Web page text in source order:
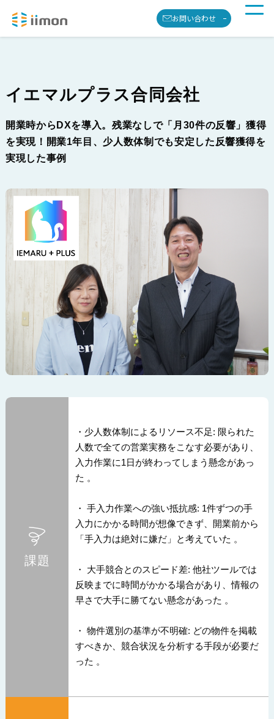
お問い合わせ
イエマルプラス合同会社
開業時からDXを導入。残業なしで「月30件の反響」獲得
を実現！開業1年目、少人数体制でも安定した反響獲得を
実現した事例
課題
・少人数体制によるリソース不足: 限られた
人数で全ての営業実務をこなす必要があり、
入力作業に1日が終わってしまう懸念があっ
た 。
・ 手入力作業への強い抵抗感: 1件ずつの手
入力にかかる時間が想像できず、開業前から
「手入力は絶対に嫌だ」と考えていた 。
・ 大手競合とのスピード差: 他社ツールでは
反映までに時間がかかる場合があり、情報の
早さで大手に勝てない懸念があった 。
・ 物件選別の基準が不明確: どの物件を掲載
すべきか、競合状況を分析する手段が必要だ
った 。